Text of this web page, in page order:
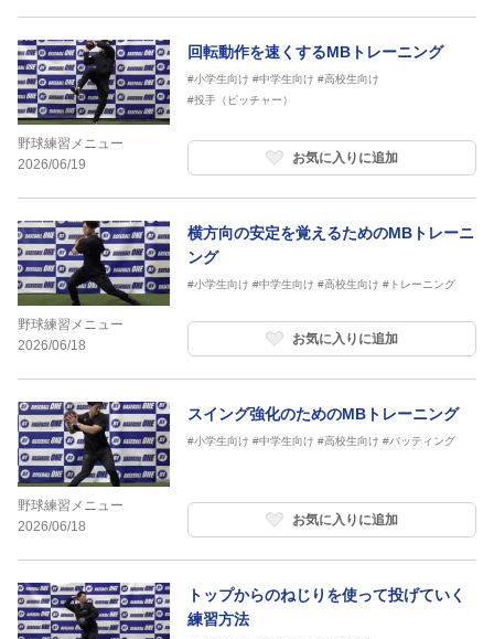
野球練習メニュー
2026/06/19
回転動作を速くするMBトレーニング
#小学生向け #中学生向け #高校生向け
#投手（ピッチャー）
お気に入りに追加
野球練習メニュー
2026/06/18
横方向の安定を覚えるためのMBトレーニ
ング
#小学生向け #中学生向け #高校生向け #トレーニング
お気に入りに追加
野球練習メニュー
2026/06/18
スイング強化のためのMBトレーニング
#小学生向け #中学生向け #高校生向け #バッティング
お気に入りに追加
トップからのねじりを使って投げていく
練習方法